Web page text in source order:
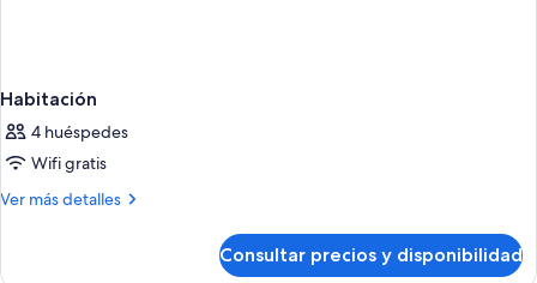
Habitación
4 huéspedes
Wifi gratis
Ver más detalles
Más
Consultar precios y disponibilidad